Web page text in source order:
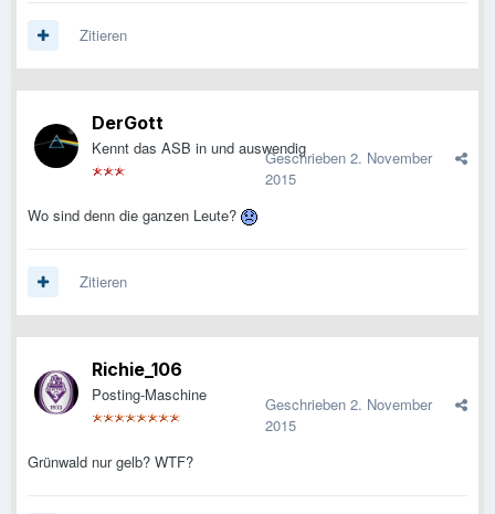
Zitieren
DerGott
Kennt das ASB in und auswendigGeschrieben 2. November
2015
Wo sind denn die ganzen Leute?
Zitieren
Richie_106
Posting-Maschine Geschrieben 2. November
2015
Grünwald nur gelb? WTF?